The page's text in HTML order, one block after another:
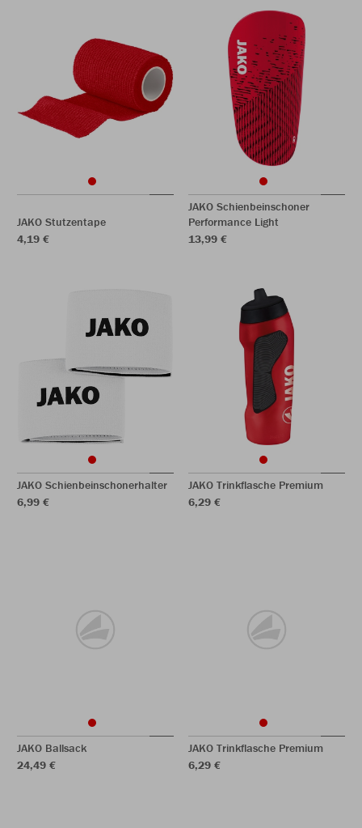
JAKO Stutzentape
4,19 €
JAKO Schienbeinschoner
Performance Light
13,99 €
JAKO Schienbeinschonerhalter
6,99 €
JAKO Trinkflasche Premium
6,29 €
JAKO Ballsack
24,49 €
JAKO Trinkflasche Premium
6,29 €